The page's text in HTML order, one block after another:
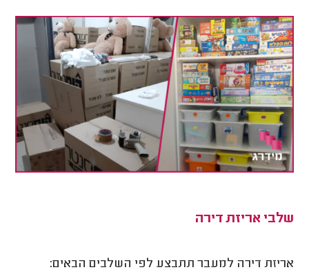
שלבי אריזת דירה
אריזת דירה למעבר תתבצע לפי השלבים הבאים: